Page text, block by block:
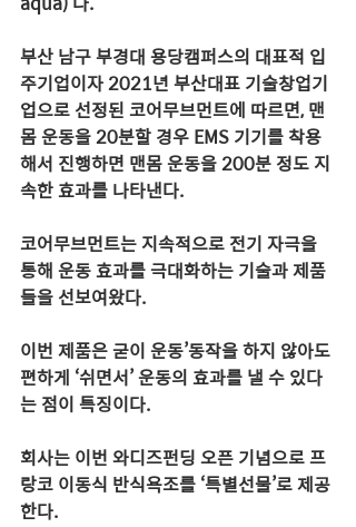
부산 남구 부경대 용당캠퍼스의 대표적 입
주기업이자 2021년 부산대표 기술창업기
업으로 선정된 코어무브먼트에 따르면, 맨
몸 운동을 20분할 경우 EMS 기기를 착용
해서 진행하면 맨몸 운동을 200분 정도 지
속한 효과를 나타낸다.
코어무브먼트는 지속적으로 전기 자극을
통해 운동 효과를 극대화하는 기술과 제품
들을 선보여왔다.
이번 제품은 굳이 운동’동작을 하지 않아도
편하게 ‘쉬면서’ 운동의 효과를 낼 수 있다
는 점이 특징이다.
회사는 이번 와디즈펀딩 오픈 기념으로 프
랑코 이동식 반식욕조를 ‘특별선물’로 제공
한다.